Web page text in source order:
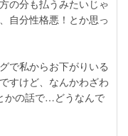
の分も払うみたいじゃ
自分性格悪！とか思っ
で私からお下がりいる
すけど、なんかわざわ
かの話で…どうなんで